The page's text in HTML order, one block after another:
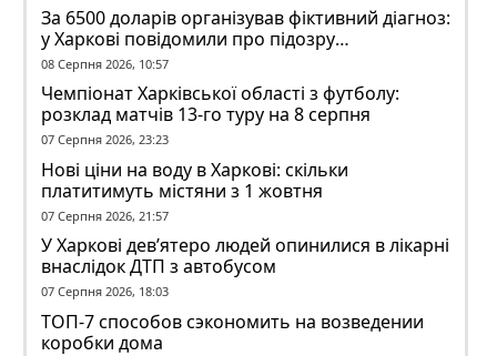
За 6500 доларів організував фіктивний діагноз:
у Харкові повідомили про підозру
ексзавідувачу психлікарні
08 Серпня 2026, 10:57
Чемпіонат Харківської області з футболу:
розклад матчів 13-го туру на 8 серпня
07 Серпня 2026, 23:23
Нові ціни на воду в Харкові: скільки
платитимуть містяни з 1 жовтня
07 Серпня 2026, 21:57
У Харкові дев’ятеро людей опинилися в лікарні
внаслідок ДТП з автобусом
07 Серпня 2026, 18:03
ТОП-7 способов сэкономить на возведении
коробки дома